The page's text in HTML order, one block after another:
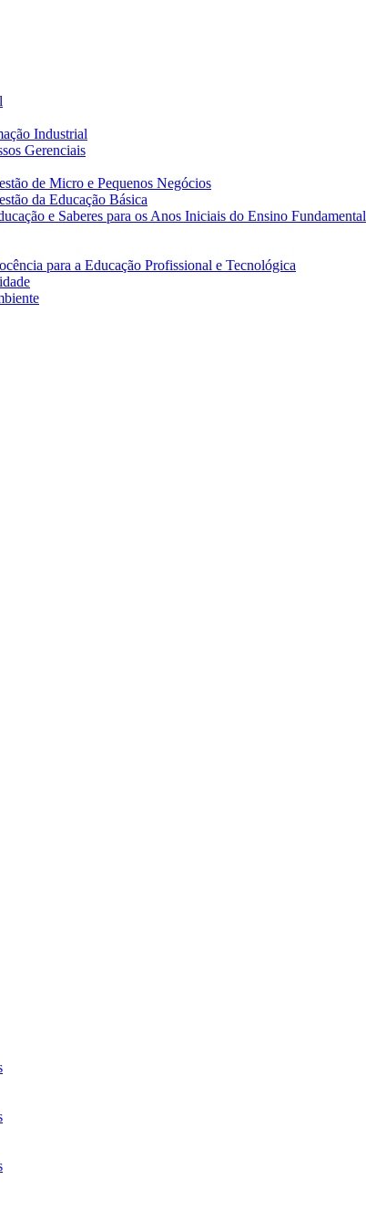
Industrial
Gerenciais
de Micro e Pequenos Negócios
da Educação Básica
e Saberes para os Anos Iniciais do Ensino Fundamental
para a Educação Profissional e Tecnológica